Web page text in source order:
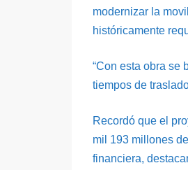
modernizar la
históricamente
“Con esta obra se
tiempos de
Recordó que el
mil 193 millones
financiera,